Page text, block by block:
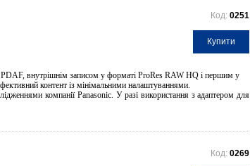
Код: 0251
Купити
внутрішнім записом у форматі ProRes RAW HQ і першим у
контент із мінімальними налаштуваннями.
компанії Panasonic. У разі використання з адаптером для
Код: 0269